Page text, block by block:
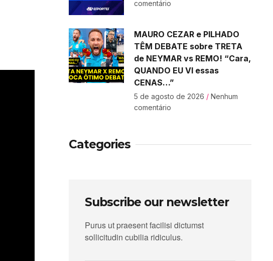
comentário
MAURO CEZAR e PILHADO
TÊM DEBATE sobre TRETA
de NEYMAR vs REMO! “Cara,
QUANDO EU VI essas
CENAS…”
5 de agosto de 2026 Nenhum
comentário
Categories
Subscribe our newsletter
Purus ut praesent facilisi dictumst
sollicitudin cubilia ridiculus.